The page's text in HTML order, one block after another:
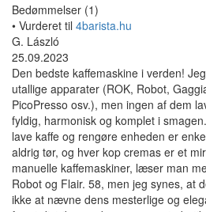
Bedømmelser (1)
• Vurderet til 4barista.hu
G. László
25.09.2023
Den bedste kaffemaskine i verden!
utallige apparater (ROK, Robot,
PicoPresso osv.), men ingen af dem
fyldig, harmonisk og komplet i
lave kaffe og rengøre enheden er
aldrig tør, og hver kop cremas er et
manuelle kaffemaskiner, læser man
Robot og Flair. 58, men jeg synes, at
ikke at nævne dens mesterlige og